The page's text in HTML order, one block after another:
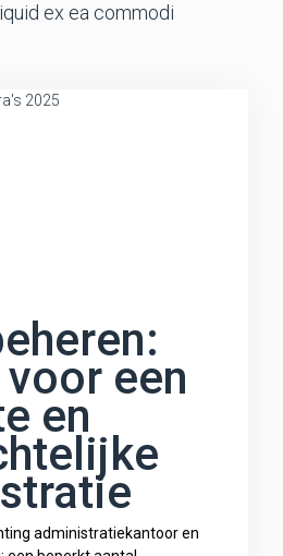
ex ea commodi
een
en
administratiekantoor en